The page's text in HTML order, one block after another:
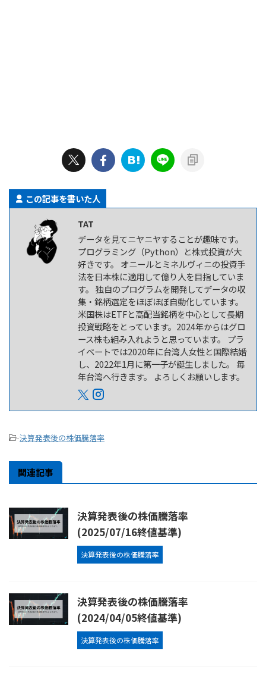
この記事を書いた人
TAT
データを見てニヤニヤすることが趣味です。
プログラミング（Python）と株式投資が大
好きです。 オニールとミネルヴィニの投資手
法を日本株に適用して億り人を目指していま
す。 独自のプログラムを開発してデータの収
集・銘柄選定をほぼほぼ自動化しています。
米国株はETFと高配当銘柄を中心として長期
投資戦略をとっています。2024年からはグロ
ース株も組み入れようと思っています。 プラ
イベートでは2020年に台湾人女性と国際結婚
し、2022年1月に第一子が誕生しました。 毎
年台湾へ行きます。 よろしくお願いします。
-決算発表後の株価騰落率
関連記事
決算発表後の株価騰落率
(2025/07/16終値基準)
決算発表後の株価騰落率
決算発表後の株価騰落率
(2024/04/05終値基準)
決算発表後の株価騰落率